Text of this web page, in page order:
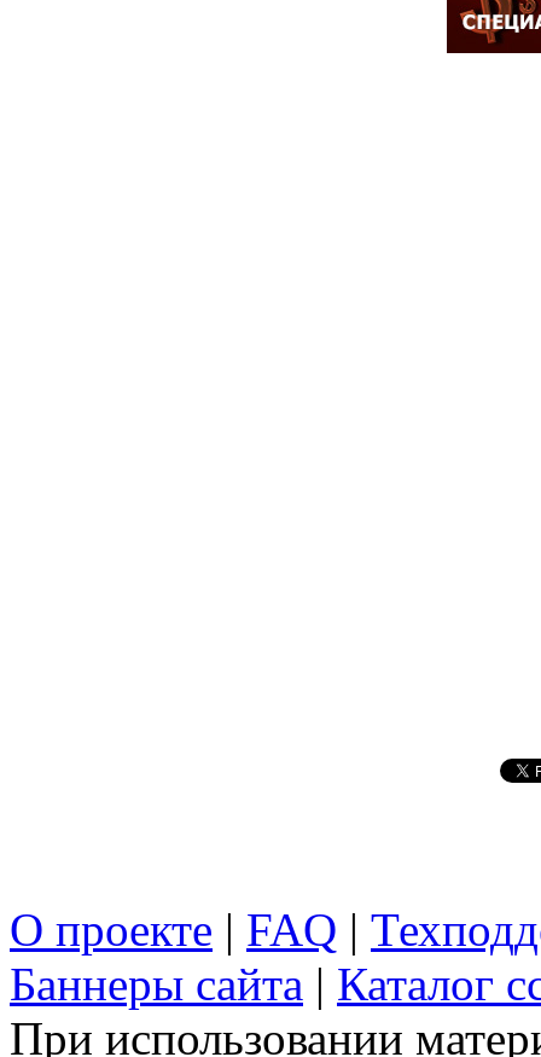
О проекте | FAQ |
Баннеры сайта | Каталог
При использовании